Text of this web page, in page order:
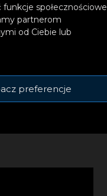
społecznościowe
partnerom
od Ciebie lub
preferencje
– na 1 CD, w
tylko na
na
dress (Maro
i